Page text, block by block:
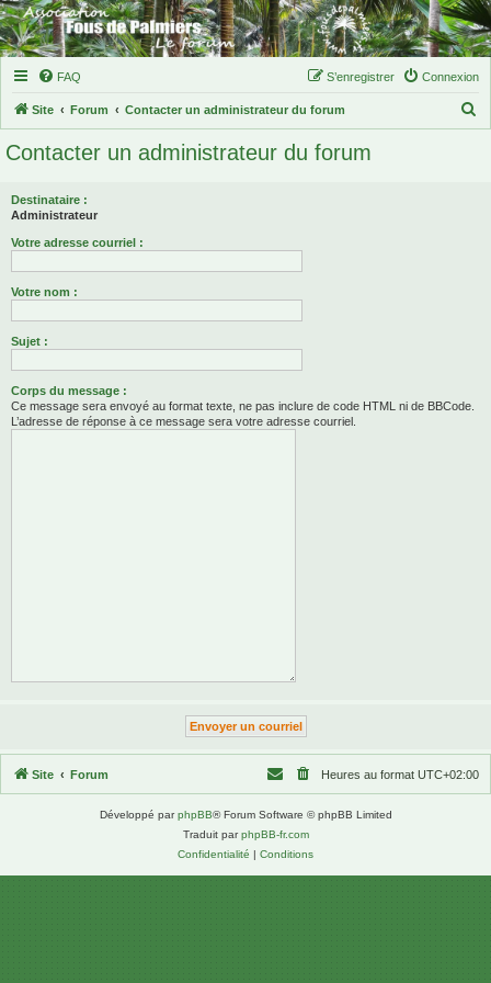
FAQ Connexion
S’enregistrer
Site Forum Contacter un administrateur du forum
Contacter un administrateur du forum
Destinataire :
Administrateur
Votre adresse courriel :
Votre nom :
Sujet :
Corps du message :
Ce message sera envoyé au format texte, ne pas inclure de code HTML ni de BBCode.
L’adresse de réponse à ce message sera votre adresse courriel.
Site Forum Heures au format UTC+02:00
Développé parphpBB® Forum Software © phpBB Limited
Traduit parphpBB-fr.com
Confidentialité | Conditions